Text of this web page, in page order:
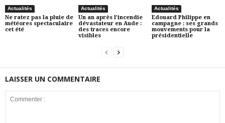
Actualités
Ne ratez pas la pluie de
météores spectaculaire
cet été
Actualités
Un an après l’incendie
dévastateur en Aude :
des traces encore
visibles
Actualités
Edouard Philippe en
campagne : ses grands
mouvements pour la
présidentielle
LAISSER UN COMMENTAIRE